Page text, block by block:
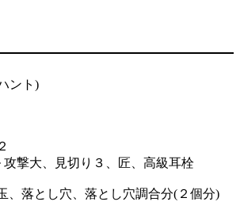
ント)
撃大、見切り３、匠、高級耳栓
、落とし穴、落とし穴調合分(２個分)